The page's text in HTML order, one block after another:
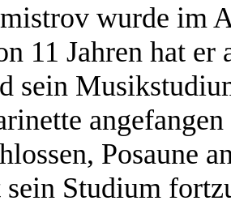
wurde im
11 Jahren hat
sein
Posaune
Studium